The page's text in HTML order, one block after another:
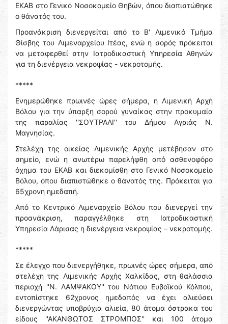
ΕΚΑΒ στο Γενικό Νοσοκομείο Θηβών, όπου διαπιστώθηκε
ο θάνατός του.
Προανάκριση διενεργείται από το Β' Λιμενικό Τμήμα
Θίσβης του Λιμεναρχείου Ιτέας, ενώ η σορός πρόκειται
να μεταφερθεί στην Ιατροδικαστική Υπηρεσία Αθηνών
για τη διενέργεια νεκροψίας - νεκροτομής.
*****
Ενημερώθηκε πρωινές ώρες σήμερα, η Λιμενική Αρχή
Βόλου για την ύπαρξη σορού γυναίκας στην προκυμαία
της παραλίας ''ΣΟΥΤΡΑΛΙ'' του Δήμου Αγριάς Ν.
Μαγνησίας.
Στελέχη της οικείας Λιμενικής Αρχής μετέβησαν στο
σημείο, ενώ η ανωτέρω παρελήφθη από ασθενοφόρο
όχημα του ΕΚΑΒ και διεκομίσθη στο Γενικό Νοσοκομείο
Βόλου, όπου διαπιστώθηκε ο θάνατός της. Πρόκειται για
65χρονη ημεδαπή.
Από το Κεντρικό Λιμεναρχείο Βόλου που διενεργεί την
προανάκριση, παραγγέλθηκε στη Ιατροδικαστική
Υπηρεσία Λάρισας η διενέργεια νεκροψίας – νεκροτομής.
*****
Σε έλεγχο που διενεργήθηκε, πρωινές ώρες σήμερα, από
στελέχη της Λιμενικής Αρχής Χαλκίδας, στη θαλάσσια
περιοχή ''Ν. ΛΑΜΨΑΚΟΥ'' του Νότιου Ευβοϊκού Κόλπου,
εντοπίστηκε 62χρονος ημεδαπός να έχει αλιεύσει
διενεργώντας υποβρύχια αλιεία, 80 άτομα όστρακα του
είδους ''ΑΚΑΝΘΩΤΟΣ ΣΤΡΟΜΠΟΣ'' και 100 άτομα